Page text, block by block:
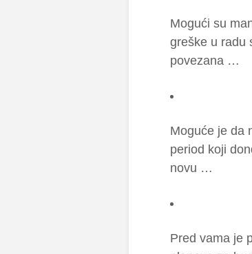
Mogući su
greške u radu
povezana …
Moguće je da
period koji
novu …
Pred vama je